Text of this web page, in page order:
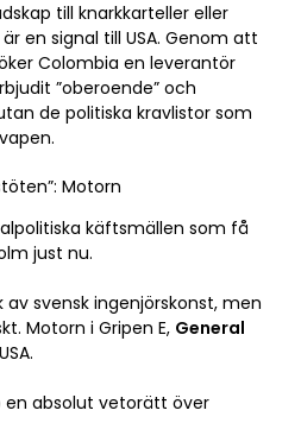
till knarkkarteller eller
en signal till USA. Genom att
Colombia en leverantör
”oberoende” och
de politiska kravlistor som
Motorn
käftsmällen som få
just nu.
svensk ingenjörskonst, men
Motorn i Gripen E, General
en absolut vetorätt över